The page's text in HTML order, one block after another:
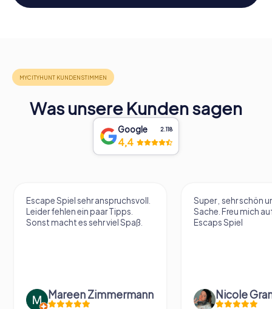
Was unsere Kunden sagen
Google 2.118
4,4
Escape Spiel sehr anspruchsvoll.
Leider fehlen ein paar Tipps.
Sonst macht es sehr viel Spaß.
Mareen Zimmermann
Super , sehr schön
Sache. Freu mich
Escaps Spiel
Nicole